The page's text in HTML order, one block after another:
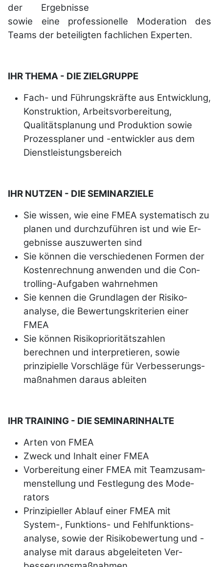
der Ergeb­nisse
sowie eine pro­fes­sionel­le Mode­ration des
Teams der betei­ligten fach­lichen Ex­perten.
IHR THEMA - DIE ZIELGRUPPE
Fach- und Führungskräfte aus Entwicklung,
Konstruktion, Arbeitsvorbereitung,
Qualitätsplanung und Produktion sowie
Prozessplaner und -entwickler aus dem
Dienstleistungsbereich
IHR NUTZEN - DIE SEMINARZIELE
Sie wissen, wie eine FMEA syste­matisch zu
planen und durch­zu­führen ist und wie Er­
geb­nisse auszuwerten sind
Sie können die verschiedenen Formen der
Kostenrechnung anwenden und die Con­
trolling-Aufgaben wahrnehmen
Sie kennen die Grun­dlagen der Risiko­
analyse, die Bewertungs­kriterien einer
FMEA
Sie können Risikoprioritätszahlen
berechnen und interpretieren, sowie
prinzipielle Vorschläge für Ver­bes­se­rungs­
maß­nah­men daraus ab­leiten
IHR TRAINING - DIE SEMINARINHALTE
Arten von FMEA
Zweck und Inhalt einer FMEA
Vorbereitung einer FMEA mit Team­zusam­
men­stel­lung und Fest­le­gung des Mode­
rators
Prinzipieller Ablauf einer FMEA mit
System-, Funktions- und Fehl­funktions­
analyse, sowie der Risiko­bewertung und -
analyse mit da­raus abge­leiteten Ver­